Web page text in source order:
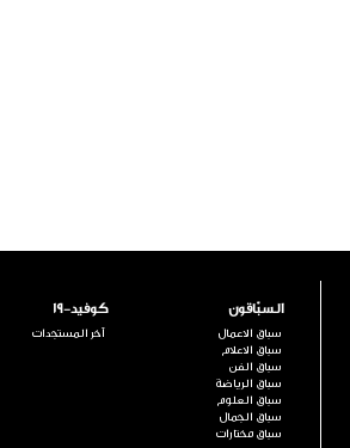
السبّاقون
سباق الاعمال
سباق الاعلام
سباق الفن
سباق الرياضة
سباق العلوم
سباق الجمال
سباق مختارات
كوفيد-19
آخر المستجدات